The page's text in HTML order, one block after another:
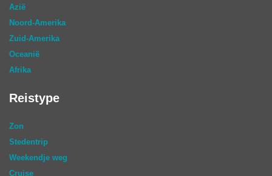
Azië
Noord-Amerika
Zuid-Amerika
Oceanië
Afrika
Reistype
Zon
Stedentrip
Weekendje weg
Cruise